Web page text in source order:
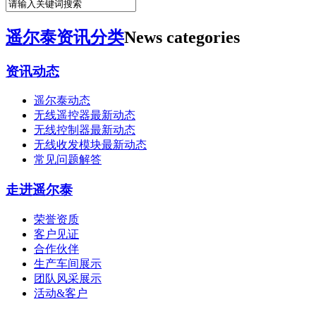
遥尔泰资讯分类News categories
资讯动态
遥尔泰动态
无线遥控器最新动态
无线控制器最新动态
无线收发模块最新动态
常见问题解答
走进遥尔泰
荣誉资质
客户见证
合作伙伴
生产车间展示
团队风采展示
活动&客户